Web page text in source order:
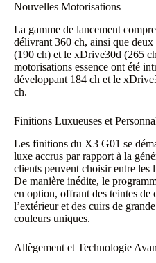
Nouvelles Motorisations
La gamme de lancement
délivrant 360 ch, ainsi que
(190 ch) et le xDrive30d (265
motorisations essence ont été
développant 184 ch et le
ch.
Finitions Luxueuses et
Les finitions du X3 G01 se
luxe accrus par rapport à la
clients peuvent choisir entre
De manière inédite, le
en option, offrant des teintes de
l’extérieur et des cuirs de
couleurs uniques.
Allègement et Technologie